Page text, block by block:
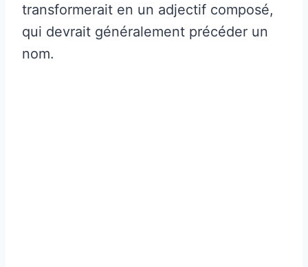
transformerait en un adjectif composé,
qui devrait généralement précéder un
nom.